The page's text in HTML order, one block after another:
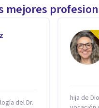
mejores
del Dr.
hija de